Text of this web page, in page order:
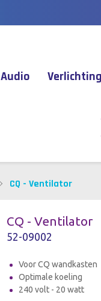
Audio Verlichting
CQ - Ventilator
CQ - Ventilator
52-09002
Voor CQ wandkasten
Optimale koeling
240 volt - 20 watt